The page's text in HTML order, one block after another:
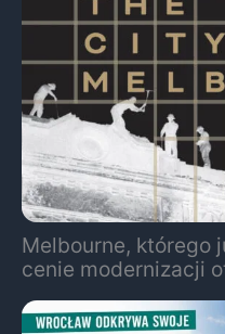
Melbourne, którego
cenie modernizacji